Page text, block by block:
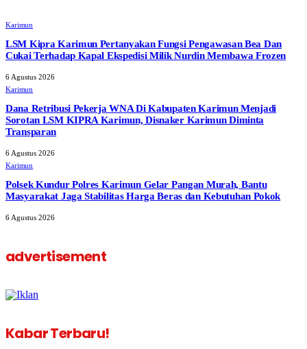
Karimun
LSM Kipra Karimun Pertanyakan Fungsi Pengawasan Bea Dan
Cukai Terhadap Kapal Ekspedisi Milik Nurdin Membawa Frozen
6 Agustus 2026
Karimun
Dana Retribusi Pekerja WNA Di Kabupaten Karimun Menjadi
Sorotan LSM KIPRA Karimun, Disnaker Karimun Diminta
Transparan
6 Agustus 2026
Karimun
Polsek Kundur Polres Karimun Gelar Pangan Murah, Bantu
Masyarakat Jaga Stabilitas Harga Beras dan Kebutuhan Pokok
6 Agustus 2026
advertisement
Kabar Terbaru!